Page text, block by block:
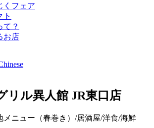
フェア
？
お店
リル異人館 JR東口店
メニュー（春巻き）/居酒屋/洋食/海鮮